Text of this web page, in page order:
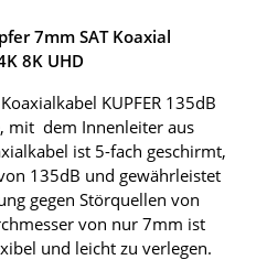
7mm SAT Koaxial
8K UHD
KUPFER 135dB
mit dem Innenleiter aus
ist 5-fach geschirmt,
135dB und gewährleistet
gegen Störquellen von
von nur 7mm ist
und leicht zu verlegen.